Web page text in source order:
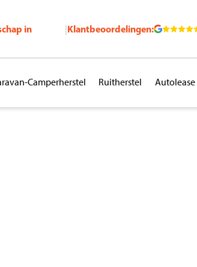
in
|Klantbeoordelingen:
Camperherstel Ruitherstel Autolease